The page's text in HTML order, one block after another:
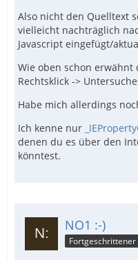
Also nicht den Quelltext
vielleicht nachträglich
Javascript eingefügt/
Wie oben schon erwähnt
Rechtsklick ->
Habe mich allerdings
Ich kenne nur
denen du es über den
könntest.
NO1 :-)
Fortgeschrittener